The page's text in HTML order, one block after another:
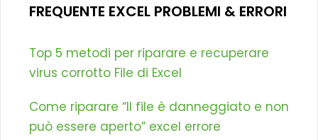
FREQUENTE EXCEL PROBLEMI & ERRORI
Top 5 metodi per riparare e recuperare
virus corrotto File di Excel
Come riparare “Il file è danneggiato e non
può essere aperto” excel errore